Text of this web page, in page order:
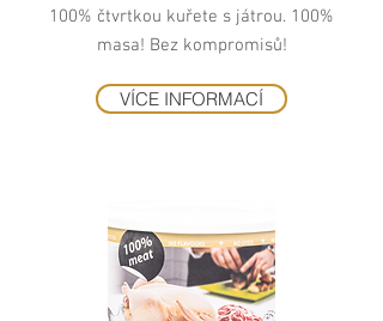
100% čtvrtkou kuřete s játrou. 100%
masa! Bez kompromisů!
VÍCE INFORMACÍ